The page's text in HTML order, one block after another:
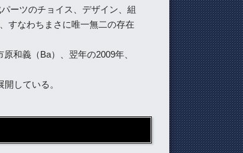
ーツのチョイス、デザイン、組
すなわちまさに唯一無二の存在
和義（Ba）、翌年の2009年、
している。